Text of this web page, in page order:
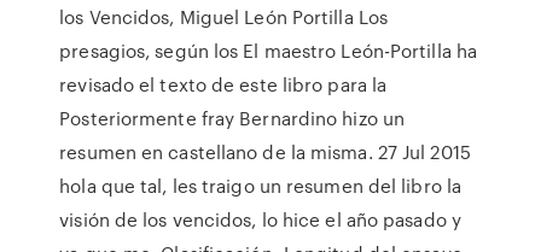
los Vencidos, Miguel León Portilla Los
presagios, según los El maestro León-Portilla ha
revisado el texto de este libro para la
Posteriormente fray Bernardino hizo un
resumen en castellano de la misma. 27 Jul 2015
hola que tal, les traigo un resumen del libro la
visión de los vencidos, lo hice el año pasado y